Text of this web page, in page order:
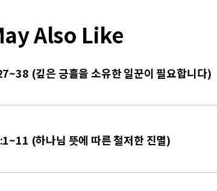
Also Like
(깊은 긍휼을 소유한 일꾼이 필요합니다)
(하나님 뜻에 따른 철저한 진멸)